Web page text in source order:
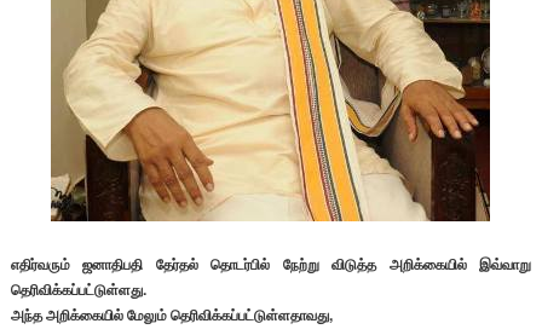
எதிர்வரும் ஜனாதிபதி தேர்தல் தொடர்பில் நேற்று விடுத்த அறிக்கையில் இவ்வாறு
தெரிவிக்கப்பட்டுள்ளது.
அந்த அறிக்கையில் மேலும் தெரிவிக்கப்பட்டுள்ளதாவது,